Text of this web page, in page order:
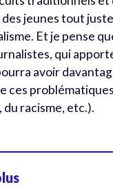
des jeunes tout
Et je pense
qui
avoir
problématiques
du racisme, etc.).